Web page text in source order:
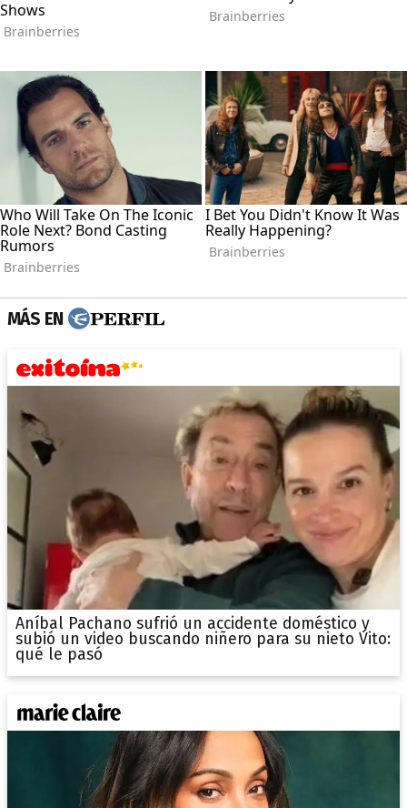
MÁS EN
Aníbal Pachano sufrió un accidente doméstico y
subió un video buscando niñero para su nieto Vito:
qué le pasó